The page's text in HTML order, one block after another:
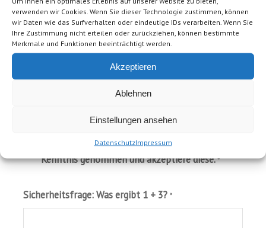
verwenden wir Cookies. Wenn Sie dieser Technologie zustimmen, können
wir Daten wie das Surfverhalten oder eindeutige IDs verarbeiten. Wenn Sie
Ihre Zustimmung nicht erteilen oder zurückziehen, können bestimmte
Merkmale und Funktionen beeinträchtigt werden.
Akzeptieren
Ablehnen
Einstellungen ansehen
DatenschutzImpressum
Ich habe die Hinweise zumDatenschutz
Kenntnis genommen und akzeptiere diese.*
Sicherheitsfrage: Was ergibt 1 + 3? *